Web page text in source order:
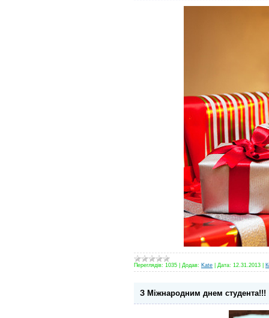
Переглядів: 1035 Додав: Kate Дата: 12.31.2013
З Міжнародним днем студента!!!